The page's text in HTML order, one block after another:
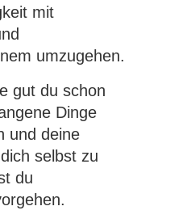
mit
umzugehen.
gut du schon
Dinge
und deine
selbst zu
du